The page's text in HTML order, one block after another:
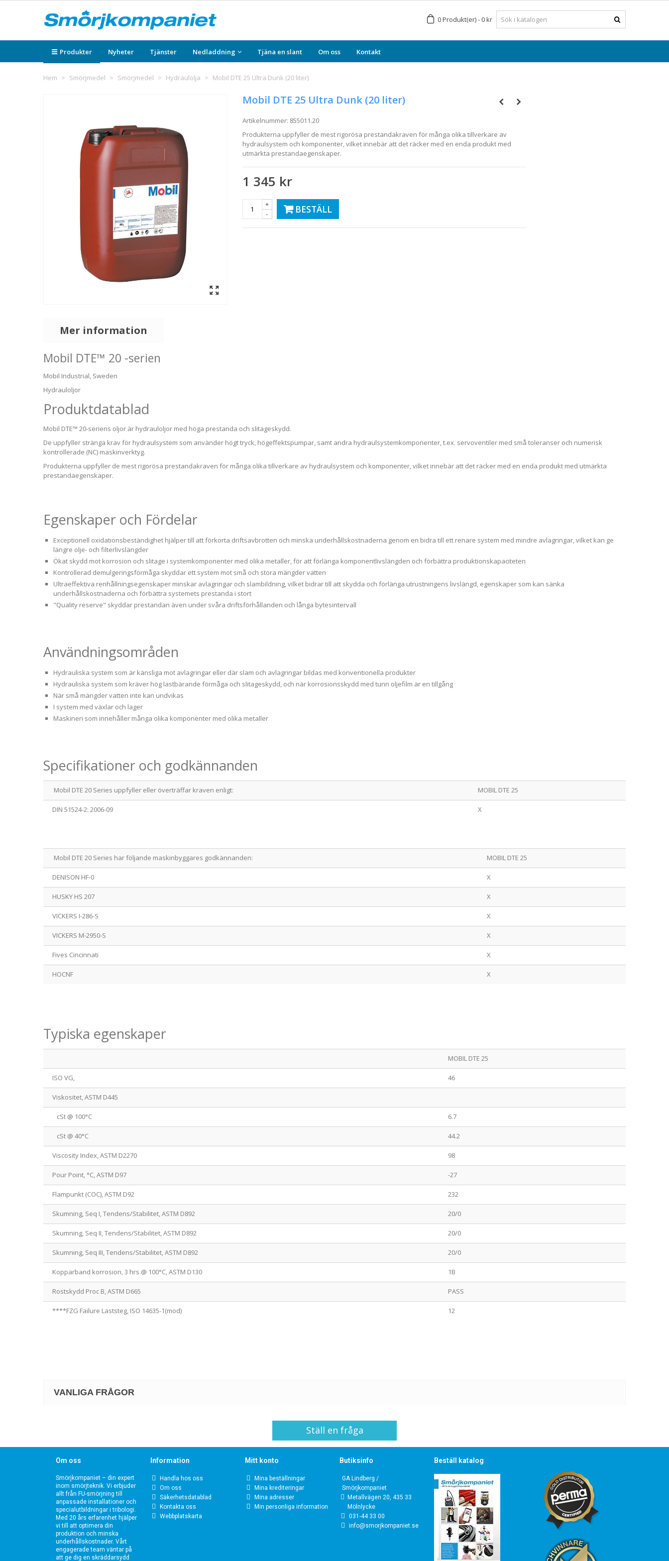
0Produkt(er)-0 kr
Produkter Nyheter Tjänster Nedladdning Tjäna en slant Om oss Kontakt
Hem > Smörjmedel > Smörjmedel > Hydraulolja > Mobil DTE 25 Ultra Dunk (20 liter)
Mobil DTE 25 Ultra Dunk (20 liter)
Artikelnummer: 855011.20
Produkterna uppfyller de mest rigorösa prestandakraven för många olika tillverkare av
hydraulsystem och komponenter, vilket innebär att det räcker med en enda produkt med
utmärkta prestandaegenskaper.
1 345 kr
-
+ BESTÄLL
Mer information
Mobil DTE™ 20 -serien
Mobil Industrial, Sweden
Hydrauloljor
Produktdatablad
Mobil DTE™ 20-seriens oljor är hydrauloljor med höga prestanda och slitageskydd.
De uppfyller stränga krav för hydraulsystem som använder högt tryck, högeffektspumpar, samt andra hydraulsystemkomponenter, t.ex. servoventiler med små toleranser och numerisk
kontrollerade (NC) maskinverktyg.
Produkterna uppfyller de mest rigorösa prestandakraven för många olika tillverkare av hydraulsystem och komponenter, vilket innebär att det räcker med en enda produkt med utmärkta
prestandaegenskaper.
Egenskaper och Fördelar
Exceptionell oxidationsbeständighet hjälper till att förkorta driftsavbrotten och minska underhållskostnaderna genom en bidra till ett renare system med mindre avlagringar, vilket kan ge
längre olje- och filterlivslängder
Ökat skydd mot korrosion och slitage i systemkomponenter med olika metaller, för att förlänga komponentlivslängden och förbättra produktionskapaciteten
Kontrollerad demulgeringsförmåga skyddar ett system mot små och stora mängder vatten
Ultraeffektiva renhållningsegenskaper minskar avlagringar och slambildning, vilket bidrar till att skydda och förlänga utrustningens livslängd, egenskaper som kan sänka
underhållskostnaderna och förbättra systemets prestanda i stort
"Quality reserve" skyddar prestandan även under svåra driftsförhållanden och långa bytesintervall
Användningsområden
Hydrauliska system som är känsliga mot avlagringar eller där slam och avlagringar bildas med konventionella produkter
Hydrauliska system som kräver hög lastbärande förmåga och slitageskydd, och när korrosionsskydd med tunn oljefilm är en tillgång
När små mängder vatten inte kan undvikas
I system med växlar och lager
Maskineri som innehåller många olika komponenter med olika metaller
Specifikationer och godkännanden
Mobil DTE 20 Series uppfyller eller överträffar kraven enligt: MOBIL DTE 25
DIN 51524-2: 2006-09 X
Mobil DTE 20 Series har följande maskinbyggares godkännanden: MOBIL DTE 25
DENISON HF-0 X
HUSKY HS 207 X
VICKERS I-286-S X
VICKERS M-2950-S X
Fives Cincinnati X
HOCNF X
Typiska egenskaper
MOBIL DTE 25
ISO VG, 46
Viskositet, ASTM D445
cSt @ 100°C 6.7
cSt @ 40°C 44.2
Viscosity Index, ASTM D2270 98
Pour Point, °C, ASTM D97 -27
Flampunkt (COC), ASTM D92 232
Skumning, Seq I, Tendens/Stabilitet, ASTM D892 20/0
Skumning, Seq II, Tendens/Stabilitet, ASTM D892 20/0
Skumning, Seq III, Tendens/Stabilitet, ASTM D892 20/0
Kopparband korrosion, 3 hrs @ 100°C, ASTM D130 1B
Rostskydd Proc B, ASTM D665 PASS
****FZG Failure Laststeg, ISO 14635-1(mod) 12
VANLIGA FRÅGOR
Ställ en fråga
Om oss
Smörjkompaniet – din expert
inom smörjteknik. Vi erbjuder
allt från FU-smörjning till
anpassade installationer och
specialutbildningar i tribologi.
Med 20 års erfarenhet hjälper
vi till att optimera din
produktion och minska
underhållskostnader. Vårt
engagerade team väntar på
att ge dig en skräddarsydd
Information
Handla hos oss
Om oss
Säkerhetsdatablad
Kontakta oss
Webbplatskarta
Mitt konto
Mina beställningar
Mina krediteringar
Mina adresser
Min personliga information
Butiksinfo
GA Lindberg /
Smörjkompaniet
Metallvägen 20, 435 33
Mölnlycke
031-44 33 00
info@smorjkompaniet.se
Beställ katalog